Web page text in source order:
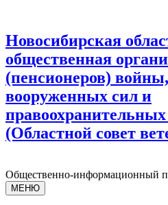
Новосибирская
общественная
(пенсионеров)
вооруженных сил и
правоохранительных
(Областной совет
Общественно-информационный
МЕНЮ